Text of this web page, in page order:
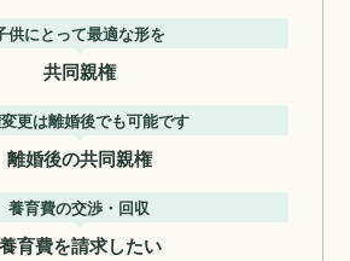
供にとって最適な形を
共同親権
更は離婚後でも可能です
離婚後の共同親権
養育費の交渉・回収
養育費を請求したい